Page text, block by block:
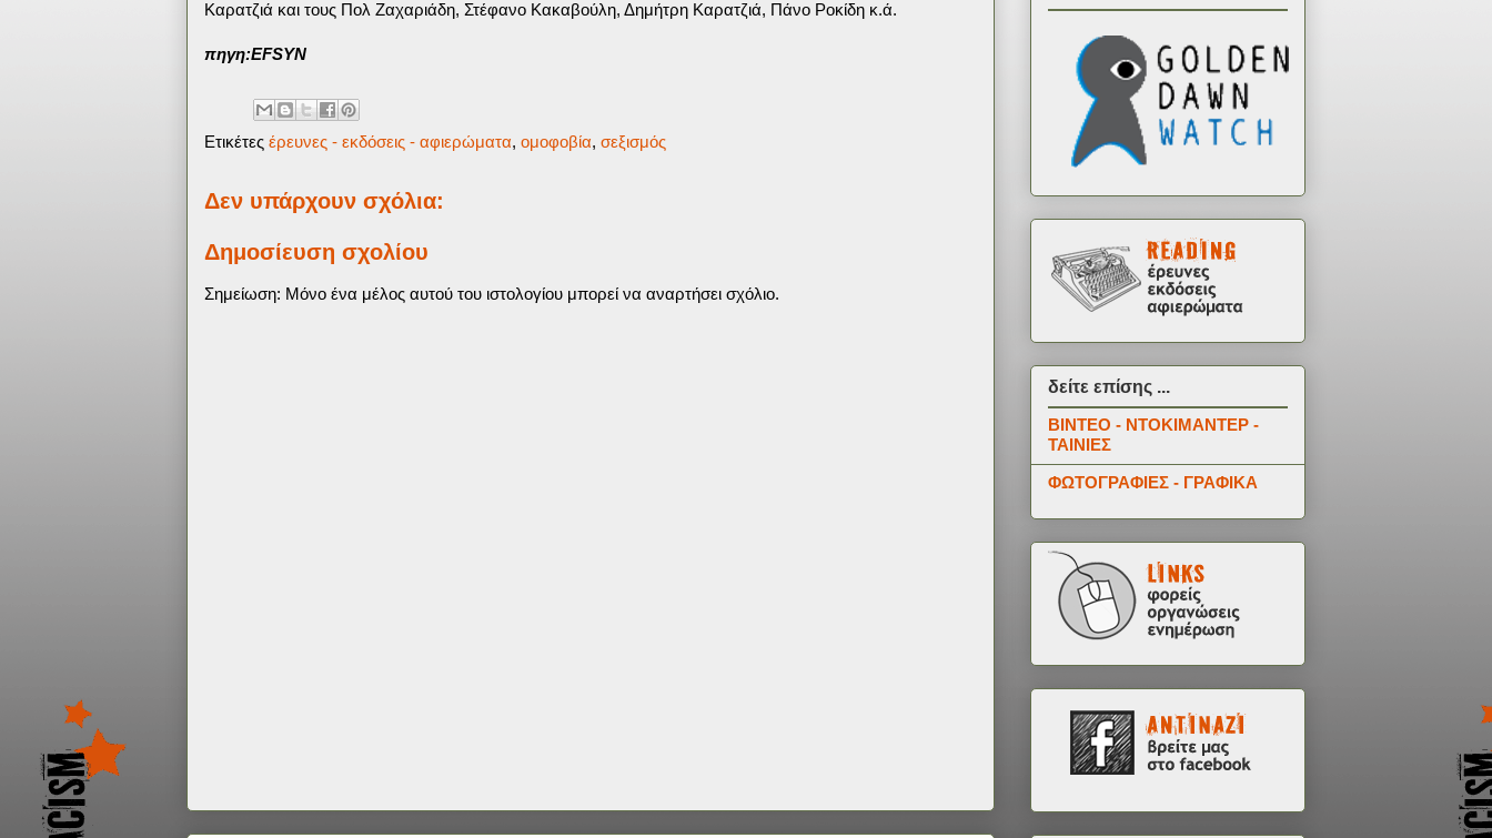
Καρατζιά και τους Πολ Ζαχαριάδη, Στέφανο Κακαβούλη, Δημήτρη Καρατζιά, Πάνο Ροκίδη κ.ά.
πηγη:EFSYN
Ετικέτες έρευνες - εκδόσεις - αφιερώματα, ομοφοβία, σεξισμός
Δεν υπάρχουν σχόλια:
Δημοσίευση σχολίου
Σημείωση: Μόνο ένα μέλος αυτού του ιστολογίου μπορεί να αναρτήσει σχόλιο.
δείτε επίσης ...
ΒΙΝΤΕΟ - ΝΤΟΚΙΜΑΝΤΕΡ -
ΤΑΙΝΙΕΣ
ΦΩΤΟΓΡΑΦΙΕΣ - ΓΡΑΦΙΚΑ